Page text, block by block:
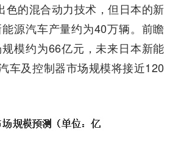
的混合动力技术，但日本的新
源汽车产量约为40万辆。前瞻
模约为66亿元，未来日本新能
车及控制器市场规模将接近120